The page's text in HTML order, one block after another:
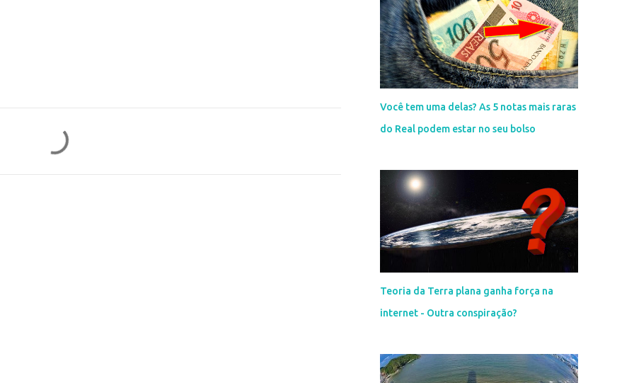
Você tem uma delas? As 5 notas mais raras
do Real podem estar no seu bolso
Teoria da Terra plana ganha força na
internet - Outra conspiração?